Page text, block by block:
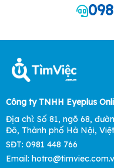
Công ty TNHH Eyeplus
Địa chỉ: Số 81, ngõ 68,
Đô, Thành phố Hà Nội,
SĐT: 0981 448 766
Email: